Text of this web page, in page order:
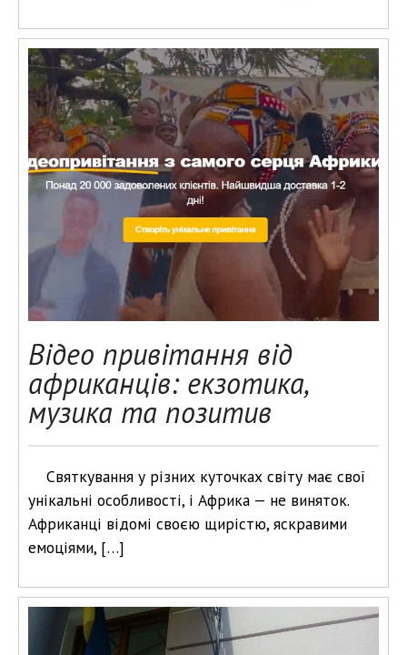
Відео привітання від
африканців: екзотика,
музика та позитив
Святкування у різних куточках світу має свої
унікальні особливості, і Африка — не виняток.
Африканці відомі своєю щирістю, яскравими
емоціями, […]